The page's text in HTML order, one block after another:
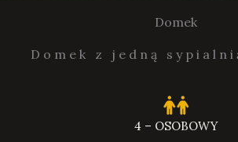
Domek
Domek z jedną
4 – OSOBOWY